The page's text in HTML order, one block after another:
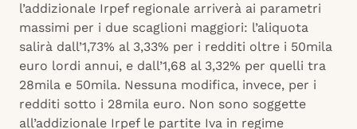
l’addizionale Irpef regionale arriverà ai parametri
massimi per i due scaglioni maggiori: l’aliquota
salirà dall’1,73% al 3,33% per i redditi oltre i 50mila
euro lordi annui, e dall’1,68 al 3,32% per quelli tra
28mila e 50mila. Nessuna modifica, invece, per i
redditi sotto i 28mila euro. Non sono soggette
all’addizionale Irpef le partite Iva in regime